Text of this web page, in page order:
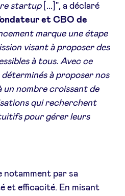
startup[...]", a déclaré
et CBO de
marque une étape
visant à proposer des
à tous. Avec ce
à proposer nos
un nombre croissant de
qui recherchent
pour gérer leurs
notamment par sa
et efficacité. En misant